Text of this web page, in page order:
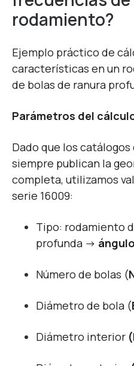
rodamiento?
Ejemplo práctico de
características en un
de bolas de ranura
Parámetros del
Dado que los
siempre publican la
completa, utilizamos
serie 16009:
Tipo: rodamiento
profunda →
Número de bolas (
Diámetro de bola (
Diámetro interior